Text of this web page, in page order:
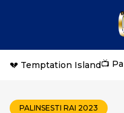
💔 Temptation Island📺
PALINSESTI RAI 2023